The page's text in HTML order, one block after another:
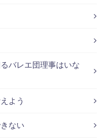
バレエ団理事はいな
よう
ない